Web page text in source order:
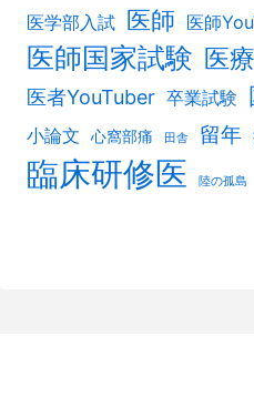
医学部入試 医師 医師
医師国家試験 医
医者YouTuber 卒業試験
小論文 心窩部痛 田舎 留年
臨床研修医 陸の孤島